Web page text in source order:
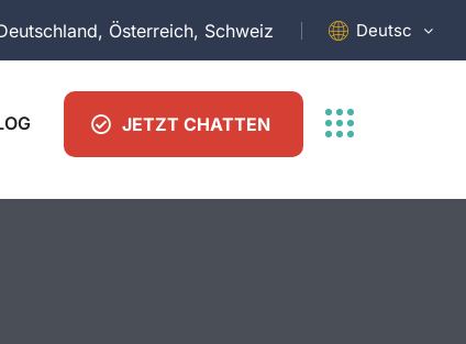
Österreich, Schweiz Deutsch
JETZT CHATTEN